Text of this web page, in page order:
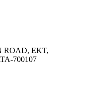
ROAD, EKT,
700107